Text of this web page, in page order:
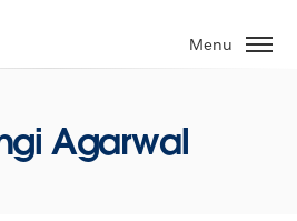
Menu
Agarwal